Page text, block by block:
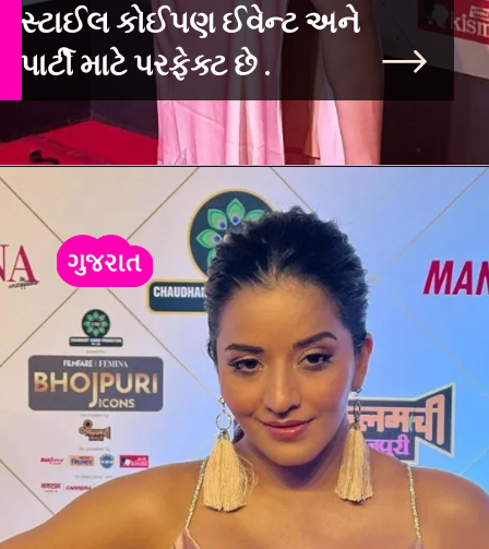
સ્ટાઈલ કોઈપણ ઈવેન્ટ અને